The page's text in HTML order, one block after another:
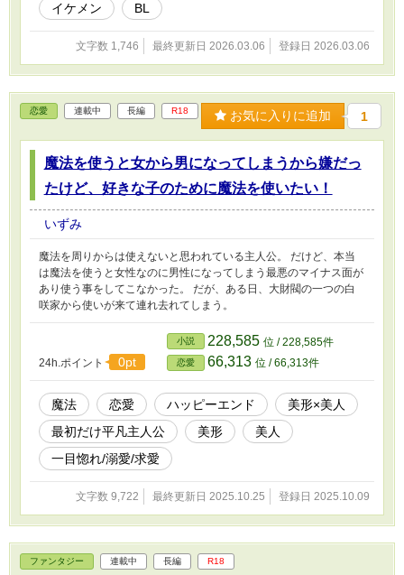
イケメン
BL
文字数 1,746 最終更新日 2026.03.06 登録日 2026.03.06
恋愛 連載中 長編 R18 お気に入りに追加 1
魔法を使うと女から男になってしまうから嫌だっ
たけど、好きな子のために魔法を使いたい！
いずみ
魔法を周りからは使えないと思われている主人公。 だけど、本当
は魔法を使うと女性なのに男性になってしまう最悪のマイナス面が
あり使う事をしてこなかった。 だが、ある日、大財閥の一つの白
咲家から使いが来て連れ去れてしまう。
24h.ポイント 0pt
小説 228,585 位 / 228,585件
恋愛 66,313 位 / 66,313件
魔法 恋愛 ハッピーエンド
美形×美人
最初だけ平凡主人公
美形
美人
一目惚れ/溺愛/求愛
文字数 9,722 最終更新日 2025.10.25 登録日 2025.10.09
ファンタジー 連載中 長編 R18